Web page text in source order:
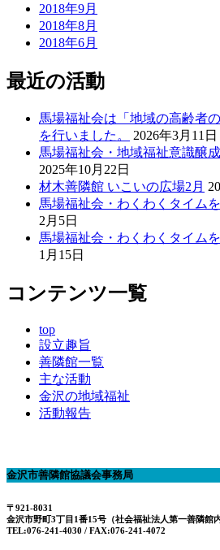
2018年9月
2018年8月
2018年6月
最近の活動
馬場福祉会は「地域の高齢者
を行いました。
2026年3月11日
馬場福祉会・地域福祉意識醸
2025年10月22日
材木善隣館 いこいの広場2月
馬場福祉会・わくわくタイム
2月5日
馬場福祉会・わくわくタイム
1月15日
コンテンツ一覧
top
設立趣旨
善隣館一覧
主な活動
金沢の地域福祉
活動報告
金沢市善隣館協議会事務局
〒921-8031
金沢市野町3丁目1番15号（社会福祉法人第一善隣館内
TEL:076-241-4030 / FAX:076-241-4072